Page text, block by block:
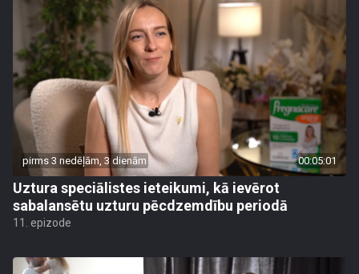
pirms 3 nedēļām, 3 dienām 00:05:01
Uztura speciālistes ieteikumi, kā ievērot
sabalansētu uzturu pēcdzemdību periodā
11. epizode